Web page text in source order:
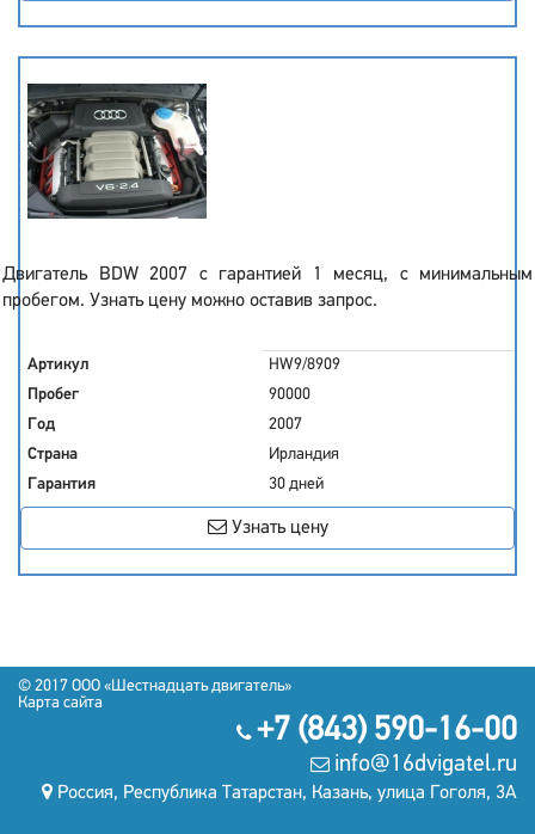
Двигатель BDW 2007 с гарантией 1 месяц, с минимальным
пробегом. Узнать цену можно оставив запрос.
Артикул
HW9/8909
Пробег
90000
Год
2007
Страна
Ирландия
Гарантия
30 дней
Узнать цену
© 2017 OOO «Шестнадцать двигатель»
Карта сайта
+7 (843) 590-16-00
info@16dvigatel.ru
Россия, Республика Татарстан, Казань, улица Гоголя, 3А